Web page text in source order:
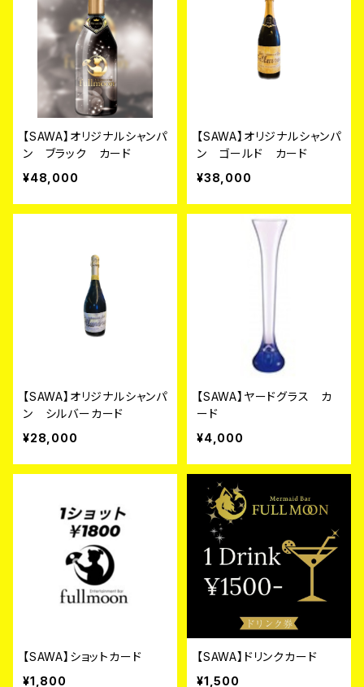
【SAWA】オリジナルシャンパ
ン ブラック カード
¥48,000
【SAWA】オリジナルシャンパ
ン ゴールド カード
¥38,000
【SAWA】オリジナルシャンパ
ン シルバーカード
¥28,000
【SAWA】ヤードグラス カ
ード
¥4,000
【SAWA】ショットカード
¥1,800
【SAWA】ドリンクカード
¥1,500